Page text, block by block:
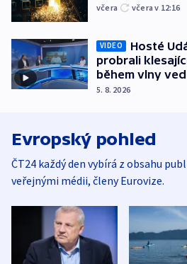
včera včera v 12:16
VIDEO
Hosté
probrali
během vlny
5. 8. 2026
Evropský pohled
ČT24 každý den vybírá z obsahu
veřejnými médii, členy Eurovize.